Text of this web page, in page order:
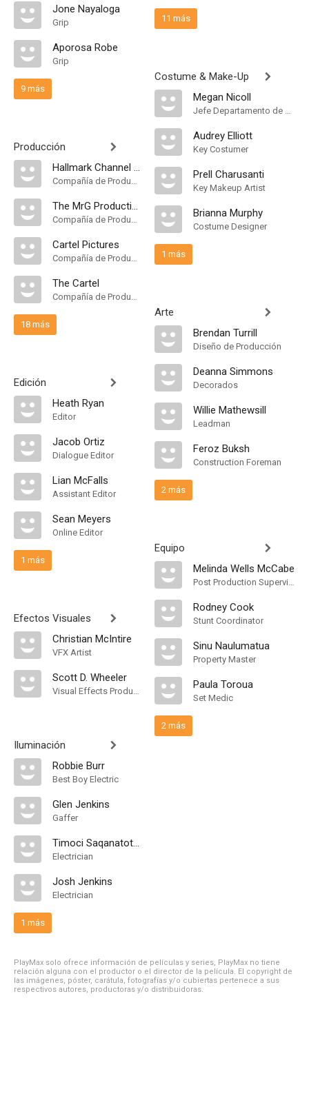
Jone Nayaloga
Grip
Aporosa Robe
Grip
9 más
Producción
Hallmark Channel [United States]
Compañía de Produccion
The MrG Production Company
Compañía de Produccion
Cartel Pictures
Compañía de Produccion
The Cartel
Compañía de Produccion
18 más
Edición
Heath Ryan
Editor
Jacob Ortiz
Dialogue Editor
Lian McFalls
Assistant Editor
Sean Meyers
Online Editor
1 más
Efectos Visuales
Christian McIntire
VFX Artist
Scott D. Wheeler
Visual Effects Producer
Iluminación
Robbie Burr
Best Boy Electric
Glen Jenkins
Gaffer
Timoci Saqanatotoka Wilisoni
Electrician
Josh Jenkins
Electrician
1 más
11 más
Costume & Make-Up
Megan Nicoll
Jefe Departamento de Maquillaje, Hair Department Head
Audrey Elliott
Key Costumer
Prell Charusanti
Key Makeup Artist
Brianna Murphy
Costume Designer
1 más
Arte
Brendan Turrill
Diseño de Producción
Deanna Simmons
Decorados
Willie Mathewsill
Leadman
Feroz Buksh
Construction Foreman
2 más
Equipo
Melinda Wells McCabe
Post Production Supervisor
Rodney Cook
Stunt Coordinator
Sinu Naulumatua
Property Master
Paula Toroua
Set Medic
2 más
PlayMax solo ofrece información de películas y series, PlayMax no tiene
relación alguna con el productor o el director de la película. El copyright de
las imágenes, póster, carátula, fotografías y/o cubiertas pertenece a sus
respectivos autores, productoras y/o distribuidoras.